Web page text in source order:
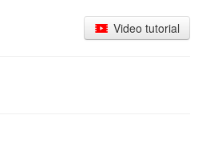
Video tutorial